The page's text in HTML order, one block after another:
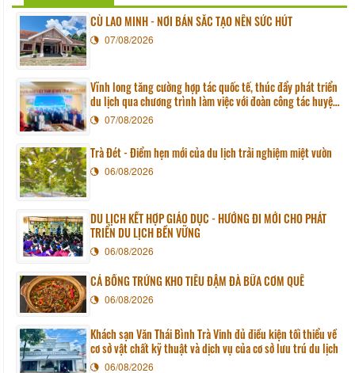
CÙ LAO MINH - NƠI BẢN SẮC TẠO NÊN SỨC HÚT
07/08/2026
Vĩnh long tăng cường hợp tác quốc tế, thúc đẩy phát triển
du lịch qua chương trình làm việc với đoàn công tác huyện
Sunchang (Hàn quốc)
07/08/2026
Trà Đét - Điểm hẹn mới của du lịch trải nghiệm miệt vườn
06/08/2026
DU LỊCH KẾT HỢP GIÁO DỤC - HƯỚNG ĐI MỚI CHO PHÁT
TRIỂN DU LỊCH BỀN VỮNG
06/08/2026
CÁ BỐNG TRỨNG KHO TIÊU ĐẬM ĐÀ BỮA CƠM QUÊ
06/08/2026
Khách sạn Văn Thái Bình Trà Vinh đủ điều kiện tối thiểu về
cơ sở vật chất kỹ thuật và dịch vụ của cơ sở lưu trú du lịch
06/08/2026